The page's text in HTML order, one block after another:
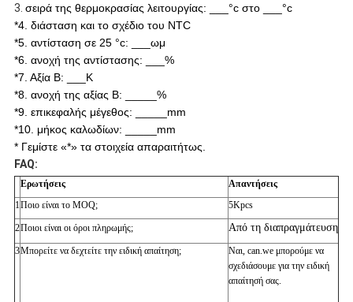
3. σειρά της θερμοκρασίας λειτουργίας: ___°c στο ___°c
*4. διάσταση και το σχέδιο του NTC
*5. αντίσταση σε 25 °c: ___ωμ
*6. ανοχή της αντίστασης: ___%
*7. Αξία Β: ___Κ
*8. ανοχή της αξίας Β: _____%
*9. επικεφαλής μέγεθος: _____mm
*10. μήκος καλωδίων: _____mm
* Γεμίστε «*» τα στοιχεία απαραιτήτως.
FAQ:
Ερωτήσεις
Απαντήσεις
1 Ποιο είναι το MOQ; 5Kpcs
2Ποιοι είναι οι όροι πληρωμής; Από τη διαπραγμάτευση
3Μπορείτε να δεχτείτε την ειδική απαίτηση;
Ναι, can.we μπορούμε να
σχεδιάσουμε για την ειδική
απαίτησή σας.